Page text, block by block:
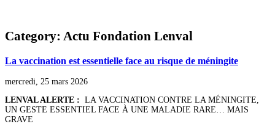
Category: Actu Fondation Lenval
La vaccination est essentielle face au risque de méningite
mercredi, 25 mars 2026
LENVALALERTE : LA VACCINATION CONTRE LA MÉNINGITE,
UN GESTE ESSENTIEL FACE À UNE MALADIE RARE… MAIS
GRAVE